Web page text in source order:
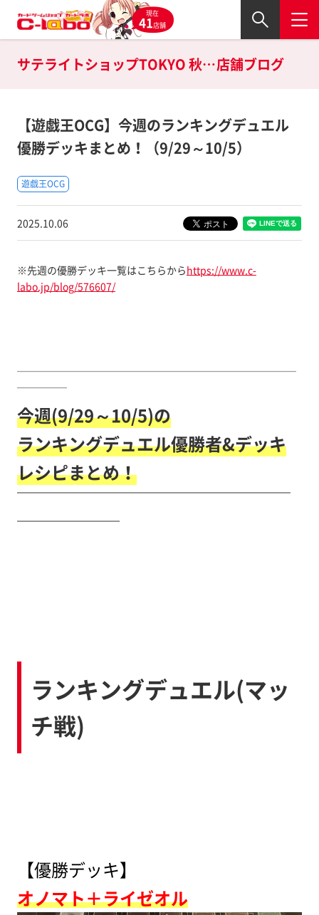
現在
41店舗
サテライトショップTOKYO 秋葉原店の店舗ブログ
【遊戯王OCG】今週のランキングデュエル
優勝デッキまとめ！（9/29～10/5）
遊戯王OCG
2025.10.06
※先週の優勝デッキ一覧はこちらからhttps://www.c-
labo.jp/blog/576607/
￣￣￣￣￣￣￣￣￣￣￣￣￣￣￣￣￣￣￣￣￣￣￣￣￣￣￣￣
￣￣￣￣￣
今週(9/29～10/5)の
ランキングデュエル優勝者&デッキ
レシピまとめ！
￣￣￣￣￣￣￣￣￣￣￣￣￣￣￣￣
￣￣￣￣￣￣
ランキングデュエル(マッ
チ戦)
【優勝デッキ】
オノマト＋ライゼオル